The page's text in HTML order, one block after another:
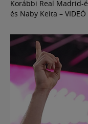
Korábbi Real Madrid-
és Naby Keita – VIDEÓ